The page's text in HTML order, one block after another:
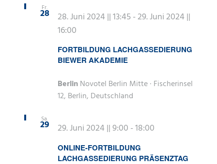
Fr.
28
FORTBILDUNG LACHGASSEDIERUNG
BIEWER AKADEMIE
28. Juni 2024 || 13:45-29. Juni 2024 ||
16:00
BerlinNovotel Berlin Mitte · Fischerinsel
12, Berlin, Deutschland
Sa.
29
ONLINE-FORTBILDUNG
LACHGASSEDIERUNG PRÄSENZTAG
29. Juni 2024 || 9:00 -18:00